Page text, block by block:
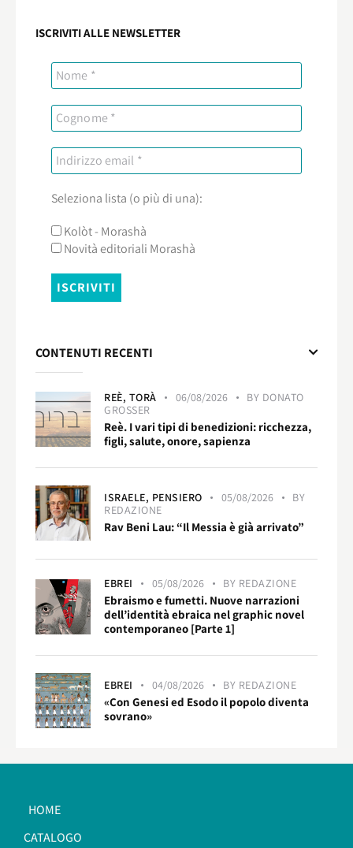
ISCRIVITI ALLE NEWSLETTER
Seleziona lista (o più di una):
Kolòt - Morashà
Novità editoriali Morashà
CONTENUTI RECENTI
REÈ, TORÀ 06/08/2026 BY DONATO
GROSSER
Reè. I vari tipi di benedizioni: ricchezza,
figli, salute, onore, sapienza
ISRAELE, PENSIERO 05/08/2026
BY
REDAZIONE
Rav Beni Lau: “Il Messia è già arrivato”
EBREI 05/08/2026 BY REDAZIONE
Ebraismo e fumetti. Nuove narrazioni
dell’identità ebraica nel graphic novel
contemporaneo [Parte 1]
EBREI 04/08/2026 BY REDAZIONE
«Con Genesi ed Esodo il popolo diventa
sovrano»
HOME
CATALOGO